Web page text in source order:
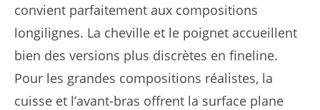
convient parfaitement aux compositions
longilignes. La cheville et le poignet accueillent
bien des versions plus discrètes en fineline.
Pour les grandes compositions réalistes, la
cuisse et l’avant-bras offrent la surface plane